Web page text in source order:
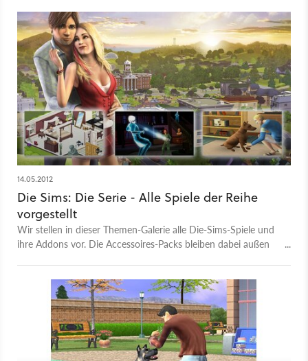
14.05.2012
Die Sims: Die Serie - Alle Spiele der Reihe
vorgestellt
Wir stellen in dieser Themen-Galerie alle Die-Sims-Spiele und
ihre Addons vor. Die Accessoires-Packs bleiben dabei außen